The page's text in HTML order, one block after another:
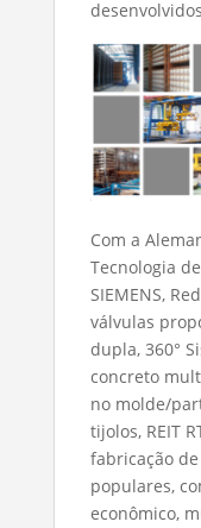
Com a
Tecnologia
SIEMENS,
válvulas
dupla, 360°
concreto
no molde/
tijolos, REIT
fabricação
populares,
econômico,